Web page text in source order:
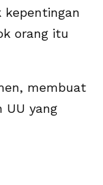
orang itu
membuat
yang